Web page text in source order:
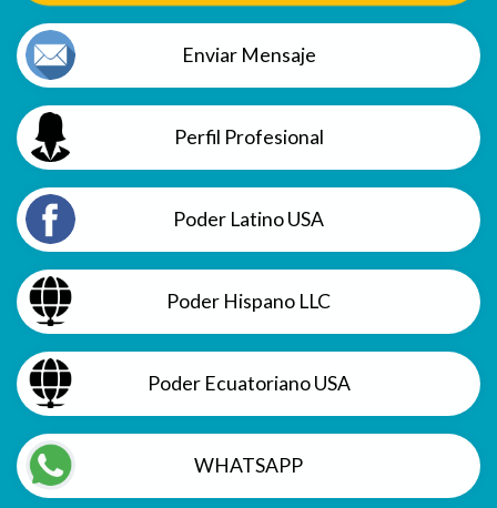
Enviar Mensaje
Perfil Profesional
Poder Latino USA
Poder Hispano LLC
Poder Ecuatoriano USA
WHATSAPP